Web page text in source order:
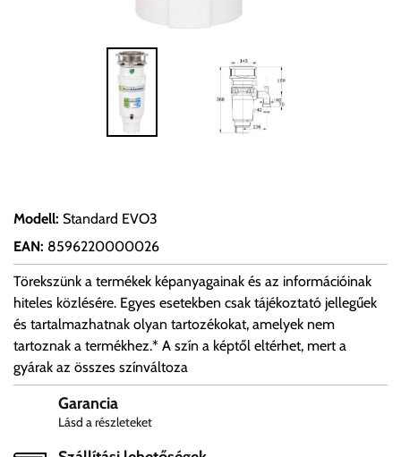
Modell: Standard EVO3
EAN: 8596220000026
Törekszünk a termékek képanyagainak és az információinak
hiteles közlésére. Egyes esetekben csak tájékoztató jellegűek
és tartalmazhatnak olyan tartozékokat, amelyek nem
tartoznak a termékhez.* A szín a képtől eltérhet, mert a
gyárak az összes színváltoza
Garancia
Lásd a részleteket